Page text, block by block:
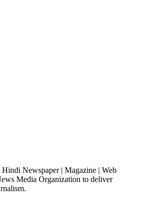
Newspaper | Magazine | Web
Media Organization to deliver